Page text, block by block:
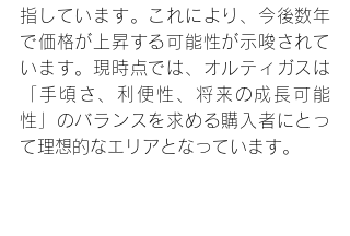
指しています。これにより、今後数年
で価格が上昇する可能性が示唆されて
います。現時点では、オルティガスは
「手頃さ、利便性、将来の成長可能
性」のバランスを求める購入者にとっ
て理想的なエリアとなっています。